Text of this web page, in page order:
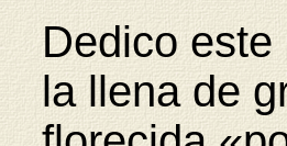
Dedico este
la llena de